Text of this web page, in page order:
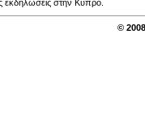
εκδηλώσεις στην Κύπρο.
©